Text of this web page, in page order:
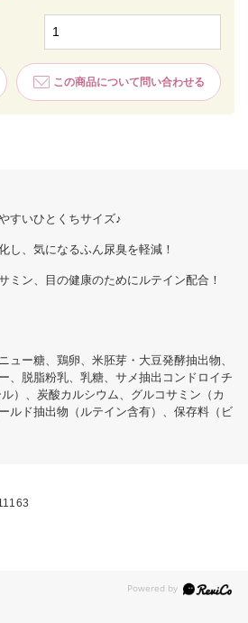
この商品について問い合わせる
すいひとくちサイズ♪
し、気になるふん尿臭を軽減！
ミン、目の健康のためにルテイン配合！
ュー糖、鶏卵、米胚芽・大豆発酵抽出物、
、脱脂粉乳、乳糖、サメ抽出コンドロイチ
）、炭酸カルシウム、グルコサミン（カ
ルド抽出物（ルテイン含有）、保存料（ビ